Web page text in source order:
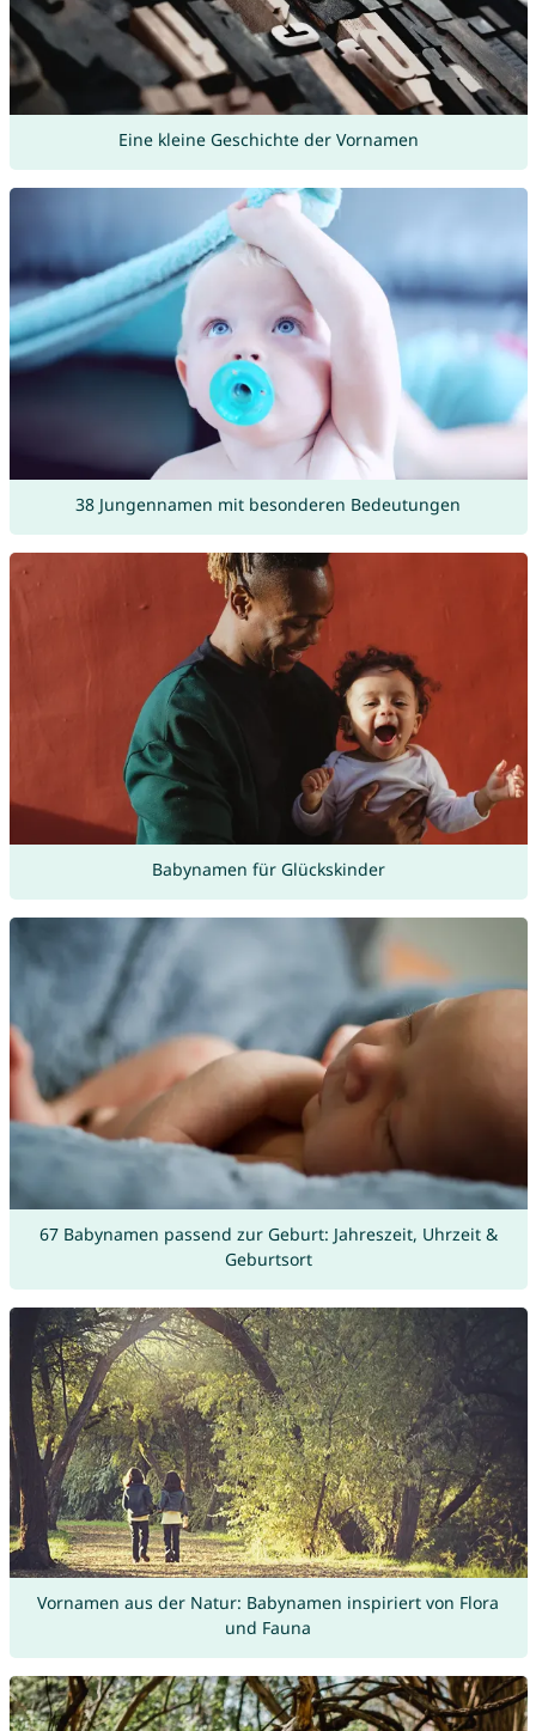
Eine kleine Geschichte der Vornamen
38 Jungennamen mit besonderen Bedeutungen
Babynamen für Glückskinder
67 Babynamen passend zur Geburt: Jahreszeit, Uhrzeit &
Geburtsort
Vornamen aus der Natur: Babynamen inspiriert von Flora
und Fauna